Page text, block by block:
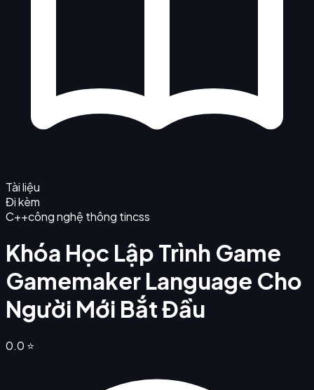
Tài liệu
Đi kèm
C++công nghệ thông tincss
Khóa Học Lập Trình Game
Gamemaker Language Cho
Người Mới Bắt Đầu
0.0 ⭐